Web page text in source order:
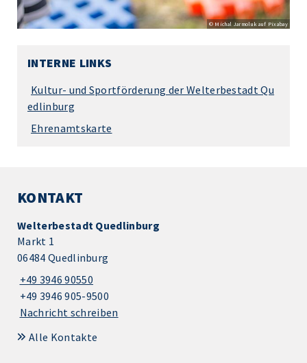
© Michal Jarmoluk auf Pixabay
INTERNE LINKS
Kultur- und Sportförderung der Welterbestadt Qu
edlinburg
Ehrenamtskarte
KONTAKT
Welterbestadt Quedlinburg
Markt 1
06484 Quedlinburg
+49 3946 90550
+49 3946 905-9500
Nachricht schreiben
Alle Kontakte